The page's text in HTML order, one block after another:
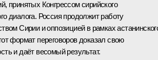
принятых Конгрессом сирийского
диалога. Россия продолжит работу
Сирии и оппозицией в рамках
формат переговоров доказал свою
и даёт весомый результат.